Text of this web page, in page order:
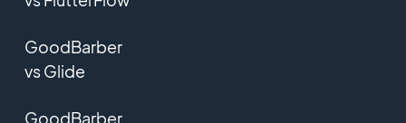
GoodBarber
vs Glide
GoodBarber